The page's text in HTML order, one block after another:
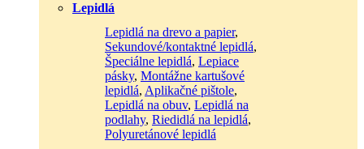
Lepidlá
Lepidlá na drevo a papier,
Sekundové/kontaktné lepidlá,
Špeciálne lepidlá, Lepiace
pásky, Montážne kartušové
lepidlá, Aplikačné pištole,
Lepidlá na obuv, Lepidlá na
podlahy, Riedidlá na lepidlá,
Polyuretánové lepidlá